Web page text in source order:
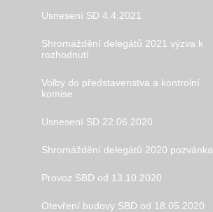
Usnesení SD 4.4.2021
Shromáždění delegátů 2021 výzva k
rozhodnutí
Volby do představenstva a kontrolní
komise
Usnesení SD 22.06.2020
Shromáždění delegátů 2020 pozvánka
Provoz SBD od 13.10.2020
Otevření budovy SBD od 18.05.2020